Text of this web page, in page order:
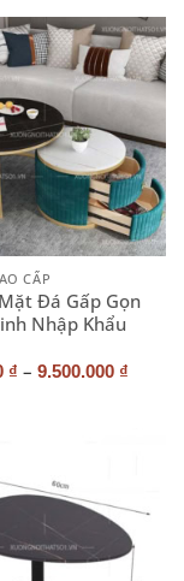
CẤP
Đá Gấp Gọn
Nhập Khẩu
₫ – 9.500.000 ₫